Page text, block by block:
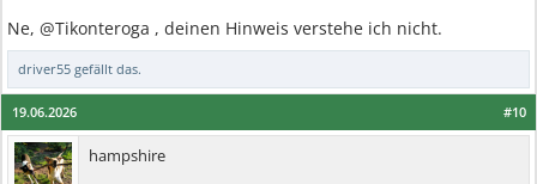
Ne, @Tikonteroga , deinen Hinweis verstehe ich nicht.
driver55 gefällt das.
#10
19.06.2026
hampshire